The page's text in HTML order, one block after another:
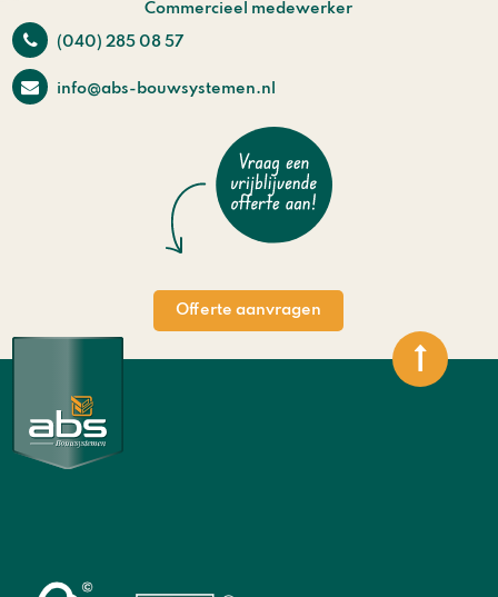
Commercieel medewerker
(040) 285 08 57
info@abs-bouwsystemen.nl
Offerte aanvragen